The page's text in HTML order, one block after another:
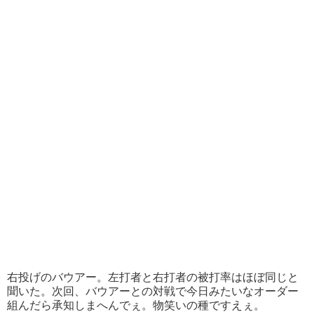
右投げのバウアー。左打者と右打者の被打率はほぼ同じと
聞いた。次回、バウアーとの対戦で今日みたいなオーダー
組んだら承知しまへんでぇ。物笑いの種ですえぇ。